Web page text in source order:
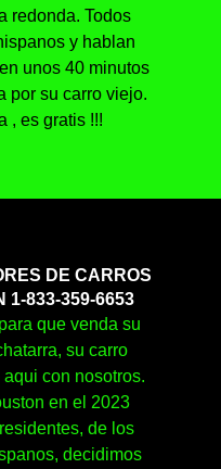
redonda. Todos
y hablan
unos 40 minutos
por su carro viejo.
, es gratis !!!
DE CARROS
1-833-359-6653
que venda su
su carro
con nosotros.
en el 2023
de los
decidimos